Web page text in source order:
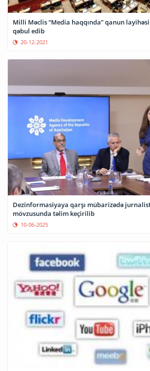
Milli Məclis “Media haqqında” qanun
qəbul edib
20-12-2021
Dezinformasiyaya qarşı mübarizədə
mövzusunda təlim keçirilib
10-06-2025